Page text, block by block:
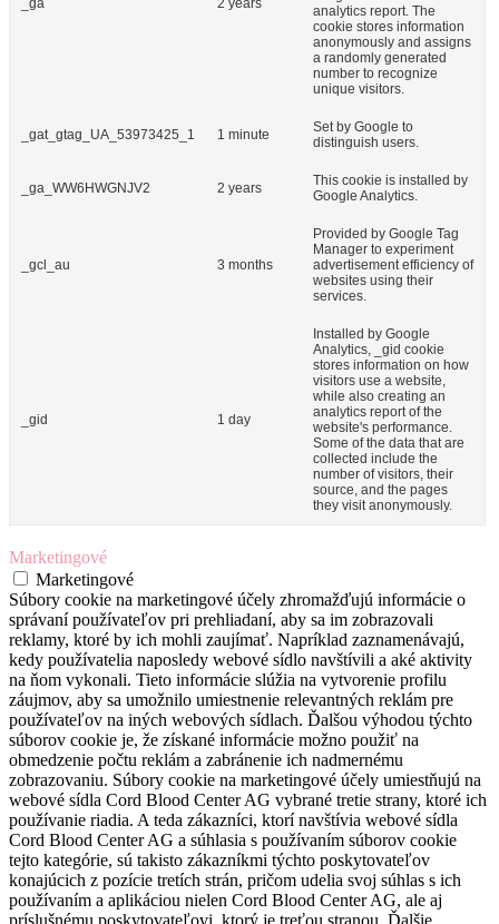
_ga 2 years
analytics report. The
cookie stores information
anonymously and assigns
a randomly generated
number to recognize
unique visitors.
_gat_gtag_UA_53973425_1 1 minute
Set by Google to
distinguish users.
_ga_WW6HWGNJV2 2 years
This cookie is installed by
Google Analytics.
_gcl_au 3 months
Provided by Google Tag
Manager to experiment
advertisement efficiency of
websites using their
services.
_gid 1 day
Installed by Google
Analytics, _gid cookie
stores information on how
visitors use a website,
while also creating an
analytics report of the
website's performance.
Some of the data that are
collected include the
number of visitors, their
source, and the pages
they visit anonymously.
Marketingové
Marketingové
Súbory cookie na marketingové účely zhromažďujú informácie o
správaní používateľov pri prehliadaní, aby sa im zobrazovali
reklamy, ktoré by ich mohli zaujímať. Napríklad zaznamenávajú,
kedy používatelia naposledy webové sídlo navštívili a aké aktivity
na ňom vykonali. Tieto informácie slúžia na vytvorenie profilu
záujmov, aby sa umožnilo umiestnenie relevantných reklám pre
používateľov na iných webových sídlach. Ďalšou výhodou týchto
súborov cookie je, že získané informácie možno použiť na
obmedzenie počtu reklám a zabránenie ich nadmernému
zobrazovaniu. Súbory cookie na marketingové účely umiestňujú na
webové sídla Cord Blood Center AG vybrané tretie strany, ktoré ich
používanie riadia. A teda zákazníci, ktorí navštívia webové sídla
Cord Blood Center AG a súhlasia s používaním súborov cookie
tejto kategórie, sú takisto zákazníkmi týchto poskytovateľov
konajúcich z pozície tretích strán, pričom udelia svoj súhlas s ich
používaním a aplikáciou nielen Cord Blood Center AG, ale aj
príslušnému poskytovateľovi, ktorý je treťou stranou. Ďalšie